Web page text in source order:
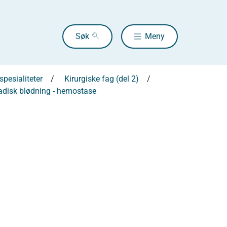
Søk Meny
Kirurgiske fag (del 2)
blødning - hemostase